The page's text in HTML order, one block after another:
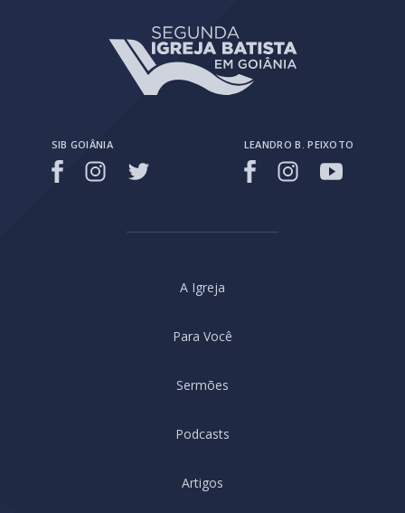
SIB GOIÂNIA LEANDRO B. PEIXOTO
A Igreja
Para Você
Sermões
Podcasts
Artigos